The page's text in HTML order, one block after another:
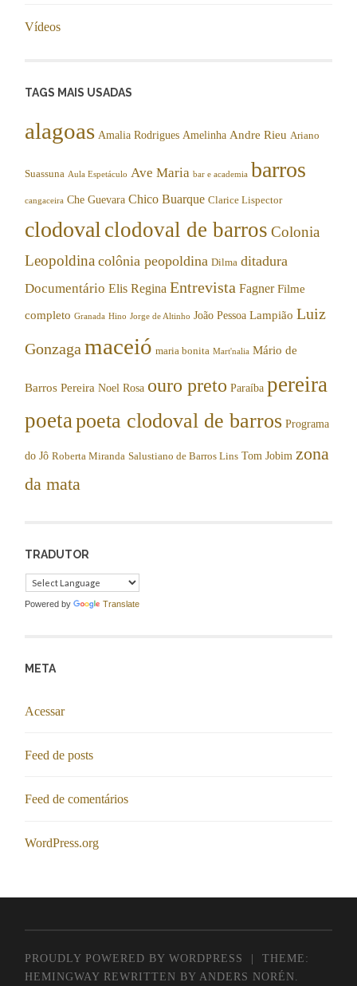
Vídeos
TAGS MAIS USADAS
alagoas Amalia Rodrigues Amelinha Andre Rieu Ariano
Suassuna Aula Espetáculo Ave Maria bar e academia barros
cangaceira Che Guevara Chico Buarque Clarice Lispector
clodoval clodoval de barros Colonia
Leopoldina colônia peopoldina Dilma ditadura
Documentário Elis Regina Entrevista Fagner Filme
completo Granada Hino Jorge de Altinho João Pessoa Lampião Luiz
Gonzaga maceió maria bonita Mart'nalia Mário de
Barros Pereira Noel Rosa ouro preto Paraíba pereira
poeta poeta clodoval de barros Programa
do Jô Roberta Miranda Salustiano de Barros Lins Tom Jobim zona
da mata
TRADUTOR
Powered by Translate
META
Acessar
Feed de posts
Feed de comentários
WordPress.org
PROUDLY POWERED BY WORDPRESS
THEME:
HEMINGWAY REWRITTEN BYANDERS NORÉN.